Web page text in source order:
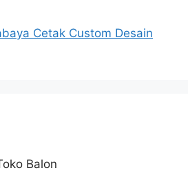
Cetak Custom Desain
Balon